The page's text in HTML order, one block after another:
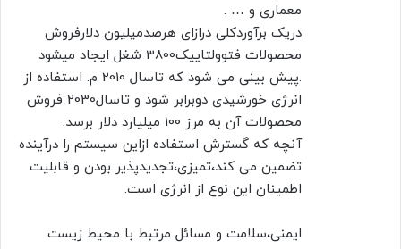
معماری و … .
دریک برآوردکلی درازای هرصدمیلیون دلارفروش
محصولات فتوولتاییک3800 شغل ایجاد میشود
.پیش بینی می شود که تاسال 2010 م. استفاده از
انرژی خورشیدی دوبرابر شود و تاسال2030 فروش
محصولات آن به مرز 100 میلیارد دلار برسد.
آنچه که گسترش استفاده ازاین سیستم را درآینده
تضمین می کند،تمیزی،تجدیدپذیر بودن و قابلیت
اطمینان این نوع از انرژی است.
ایمنی،سلامت و مسائل مرتبط با محیط زیست